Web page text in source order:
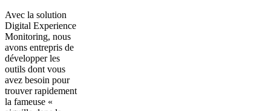
Avec la solution
Digital Experience
Monitoring, nous
avons entrepris de
développer les
outils dont vous
avez besoin pour
trouver rapidement
la fameuse «